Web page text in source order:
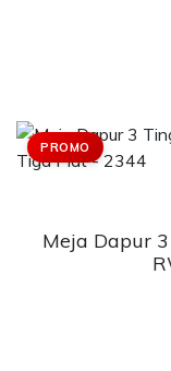
PROMO
Meja Dapur